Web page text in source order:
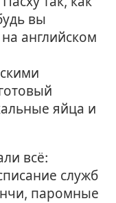
вы
английском
яйца и
всё:
служб
паромные